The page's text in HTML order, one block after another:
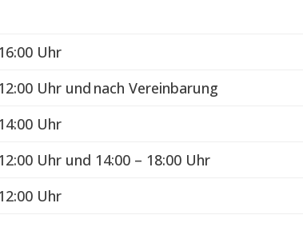
Uhr
Uhr und nach Vereinbarung
Uhr
Uhr und 14:00 – 18:00 Uhr
Uhr